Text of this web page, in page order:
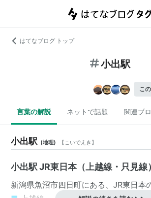
はてなブログ トップ
小出駅
こ
言葉の解説 ネットで話題 関連ブ
小出駅 (地理) 【こいでえき 】
小出駅 JR東日本（上越線・只見線）
新潟県魚沼市四日町にある、JR東日本